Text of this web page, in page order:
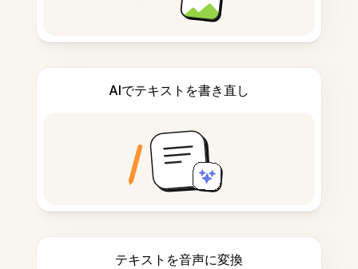
AIでテキストを書き直し
テキストを音声に変換